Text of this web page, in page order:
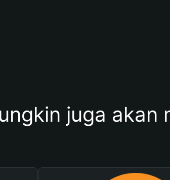
juga akan